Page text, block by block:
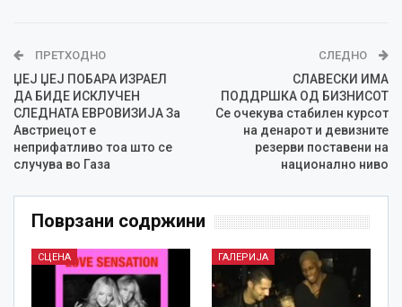
ПРЕТХОДНО
ЏЕЈ ЏЕЈ ПОБАРА ИЗРАЕЛ
ДА БИДЕ ИСКЛУЧЕН
СЛЕДНАТА ЕВРОВИЗИЈА За
Австриецот е
неприфатливо тоа што се
случува во Газа
СЛЕДНО
СЛАВЕСКИ ИМА
ПОДДРШКА ОД БИЗНИСОТ
Се очекува стабилен курсот
на денарот и девизните
резерви поставени на
национално ниво
Поврзани содржини
СЦЕНА ГАЛЕРИЈА